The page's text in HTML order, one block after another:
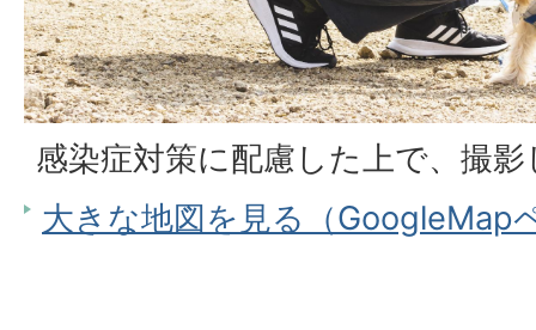
感染症対策に配慮した上で、撮
大きな地図を見る（GoogleMap